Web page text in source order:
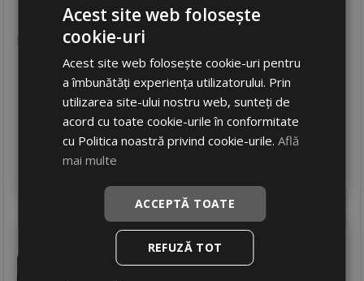
Aderenta D
Zgomot
373RON
446 RON Discount 16
In stoc - peste 12 buc
livrare 24/48 ore
Stoc magazin
Onyx Ny-901235/55 R17 103W
Turisme
Acest site web folosește
cookie-uri
Acest site web folosește cookie-uri pentru
a îmbunătăți experiența utilizatorului. Prin
utilizarea site-ului nostru web, sunteți de
acord cu toate cookie-urile în conformitate
cu Politica noastră privind cookie-urile.Află
mai multe
ACCEPTĂ TOATE
REFUZĂ TOT